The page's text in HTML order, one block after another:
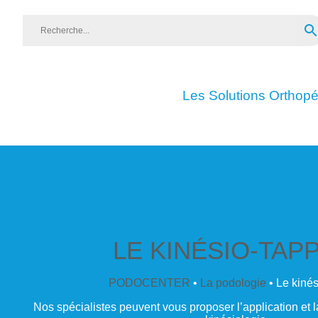
Les Solutions
LE KINÉSIO-
PODOCENTER • La podologie • Le
Nos spécialistes peuvent vous proposer l’application et